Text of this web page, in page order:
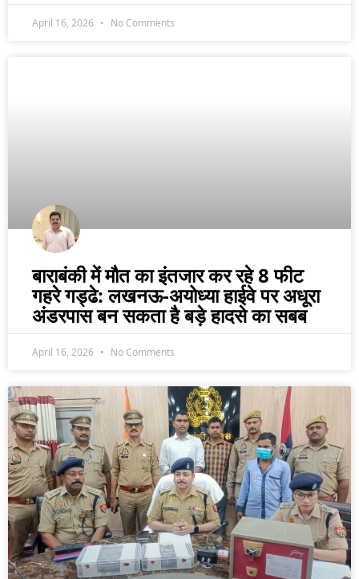
April 16, 2026 No Comments
बाराबंकी में मौत का इंतजार कर रहे 8 फीट
गहरे गड्ढे: लखनऊ-अयोध्या हाईवे पर अधूरा
अंडरपास बन सकता है बड़े हादसे का सबब
April 16, 2026 No Comments